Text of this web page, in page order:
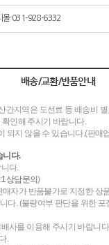
몰 031-928-6332
배송/교환/반품안내
간지역은 도선료 등 배송비
인해 주시기 바랍니다.
되지 않을 수 있습니다.(판
니다.
다.
상담문의)
자가 반품불가로 지정한 상
. (불량여부 판단을 위한
사를 이용해 주시기 바랍니
.